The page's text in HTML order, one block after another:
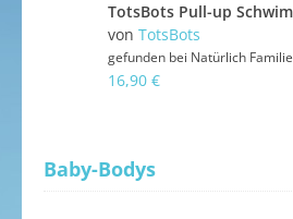
von TotsBots
gefunden bei Natürlich Familie
16,90 €
Baby-Bodys